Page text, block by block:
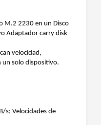
M.2 2230 en un Disco
Adaptador carry disk
velocidad,
solo dispositivo.
s; Velocidades de